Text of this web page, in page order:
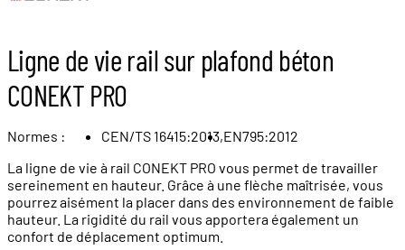
Ligne de vie rail sur plafond béton
CONEKT PRO
Normes : CEN/TS 16415:2013,EN795:2012
La ligne de vie à rail CONEKT PRO vous permet de travailler
sereinement en hauteur. Grâce à une flèche maîtrisée, vous
pourrez aisément la placer dans des environnement de faible
hauteur. La rigidité du rail vous apportera également un
confort de déplacement optimum.